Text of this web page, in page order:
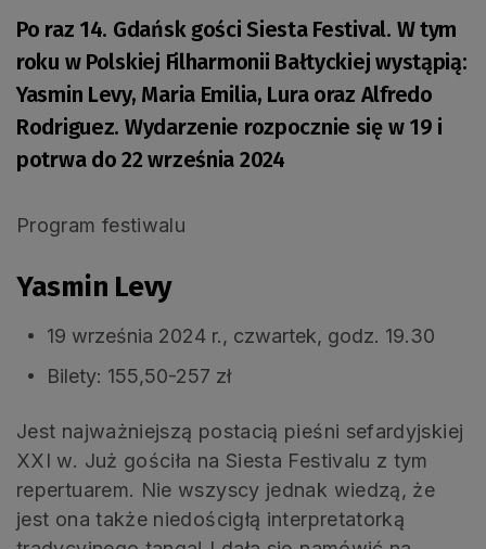
Po raz 14. Gdańsk gości Siesta Festival. W tym
roku w Polskiej Filharmonii Bałtyckiej wystąpią:
Yasmin Levy, Maria Emilia, Lura oraz Alfredo
Rodriguez. Wydarzenie rozpocznie się w 19 i
potrwa do 22 września 2024
Program festiwalu
Yasmin Levy
19 września 2024 r., czwartek, godz. 19.30
Bilety: 155,50-257 zł
Jest najważniejszą postacią pieśni sefardyjskiej
XXI w. Już gościła na Siesta Festivalu z tym
repertuarem. Nie wszyscy jednak wiedzą, że
jest ona także niedościgłą interpretatorką